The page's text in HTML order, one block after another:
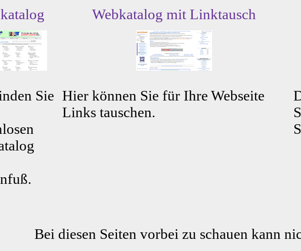
Webkatalog mit Linktausch
Sie Hier können Sie für Ihre Webseite
Links tauschen.
Bei diesen Seiten vorbei zu schauen kann